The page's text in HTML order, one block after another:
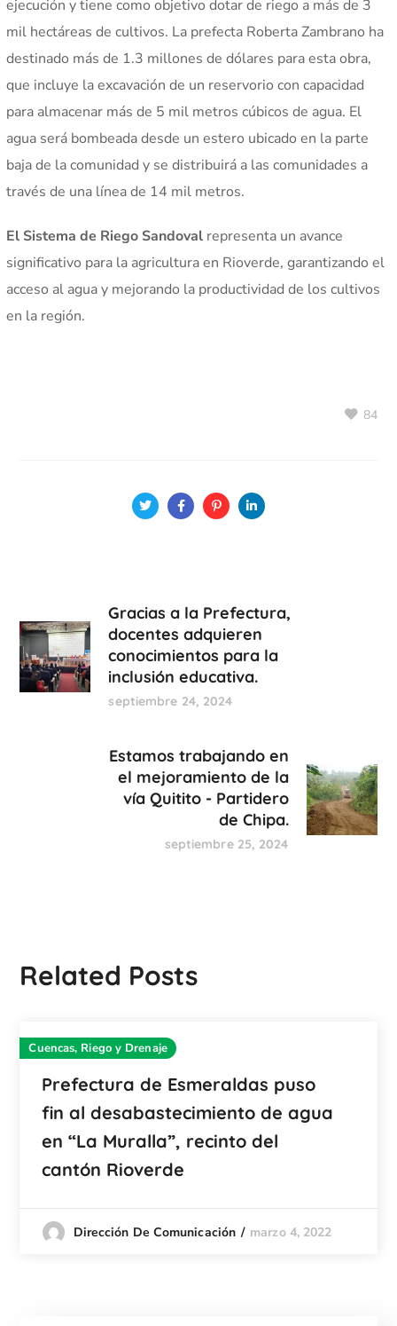
ejecución y tiene como objetivo dotar de riego a más de 3
mil hectáreas de cultivos. La prefecta Roberta Zambrano ha
destinado más de 1.3 millones de dólares para esta obra,
que incluye la excavación de un reservorio con capacidad
para almacenar más de 5 mil metros cúbicos de agua. El
agua será bombeada desde un estero ubicado en la parte
baja de la comunidad y se distribuirá a las comunidades a
través de una línea de 14 mil metros.
El Sistema de Riego Sandoval representa un avance
significativo para la agricultura en Rioverde, garantizando el
acceso al agua y mejorando la productividad de los cultivos
en la región.
84
Gracias a la Prefectura,
docentes adquieren
conocimientos para la
inclusión educativa.
septiembre 24, 2024
Estamos trabajando en
el mejoramiento de la
vía Quitito - Partidero
de Chipa.
septiembre 25, 2024
Related Posts
Cuencas, Riego y Drenaje
Prefectura de Esmeraldas puso
fin al desabastecimiento de agua
en “La Muralla”, recinto del
cantón Rioverde
Dirección De Comunicación marzo 4, 2022